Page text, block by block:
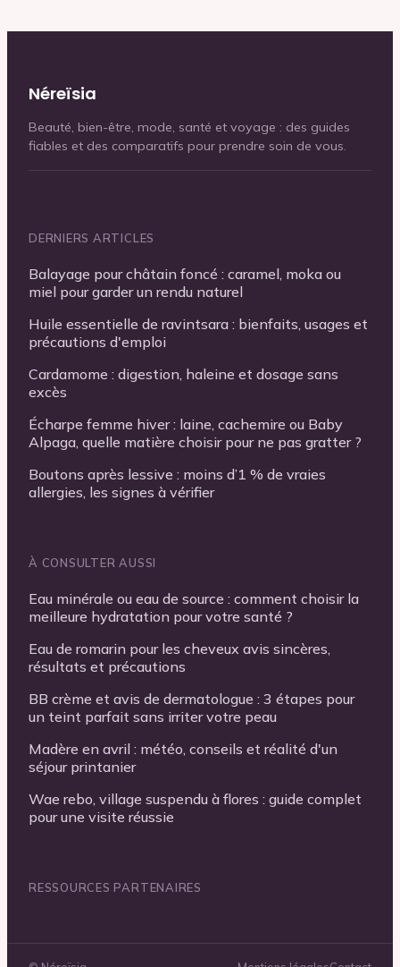
Néreïsia
Beauté, bien-être, mode, santé et voyage : des guides
fiables et des comparatifs pour prendre soin de vous.
DERNIERS ARTICLES
Balayage pour châtain foncé : caramel, moka ou
miel pour garder un rendu naturel
Huile essentielle de ravintsara : bienfaits, usages et
précautions d'emploi
Cardamome : digestion, haleine et dosage sans
excès
Écharpe femme hiver : laine, cachemire ou Baby
Alpaga, quelle matière choisir pour ne pas gratter ?
Boutons après lessive : moins d’1 % de vraies
allergies, les signes à vérifier
À CONSULTER AUSSI
Eau minérale ou eau de source : comment choisir la
meilleure hydratation pour votre santé ?
Eau de romarin pour les cheveux avis sincères,
résultats et précautions
BB crème et avis de dermatologue : 3 étapes pour
un teint parfait sans irriter votre peau
Madère en avril : météo, conseils et réalité d'un
séjour printanier
Wae rebo, village suspendu à flores : guide complet
pour une visite réussie
RESSOURCES PARTENAIRES